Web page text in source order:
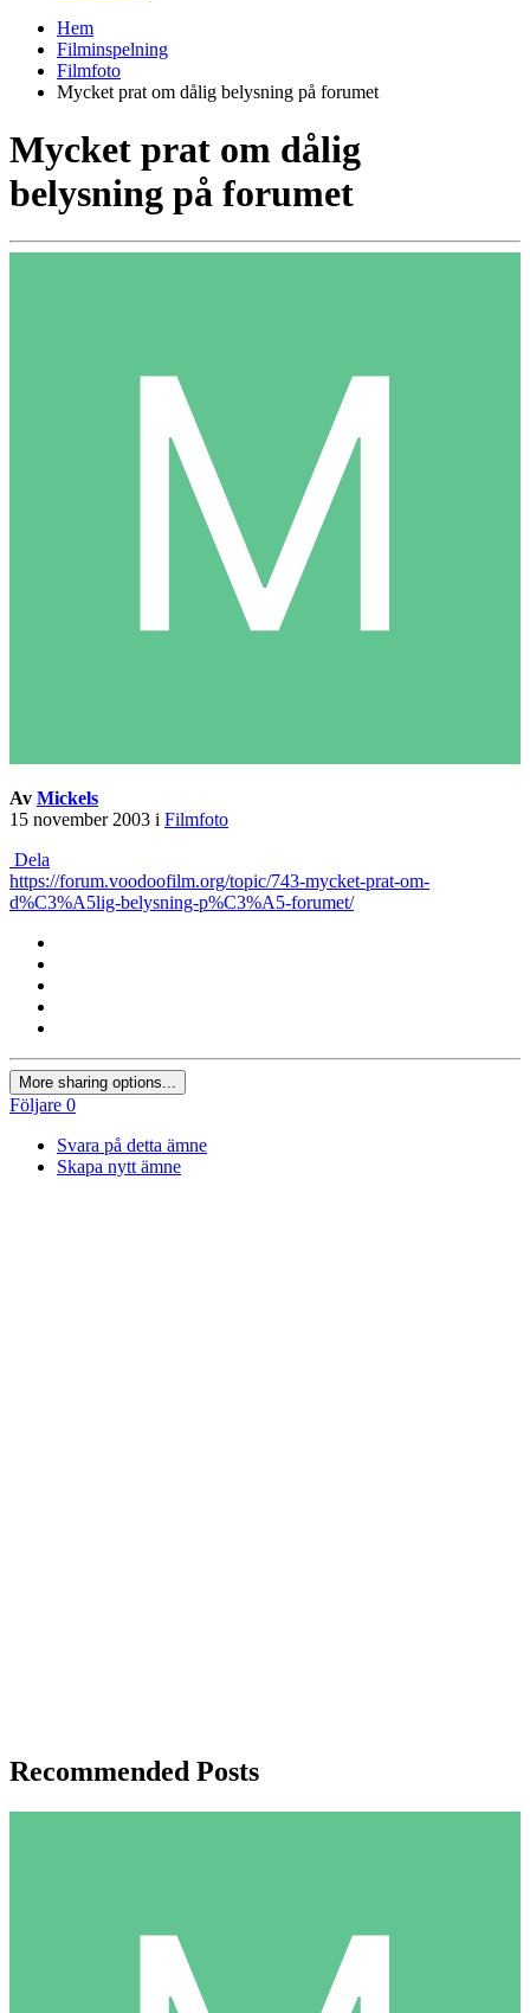
Hem
Filminspelning
Filmfoto
Mycket prat om dålig belysning på forumet
Mycket prat om dålig
belysning på forumet
Av Mickels
15 november 2003 i Filmfoto
Dela
https://forum.voodoofilm.org/topic/743-mycket-prat-om-
d%C3%A5lig-belysning-p%C3%A5-forumet/
More sharing options...
Följare 0
Svara på detta ämne
Skapa nytt ämne
Recommended Posts